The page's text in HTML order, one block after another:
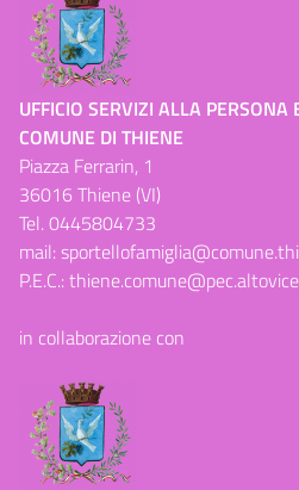
UFFICIO SERVIZI ALLA PERSONA
COMUNE DI THIENE
Piazza Ferrarin, 1
36016 Thiene (VI)
Tel.0445804733
mail:
P.E.C.:
in collaborazione con